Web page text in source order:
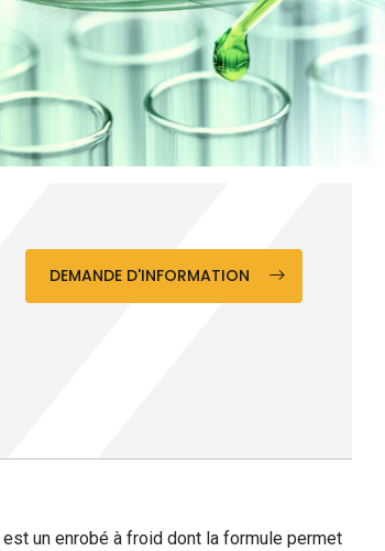
DEMANDE D'INFORMATION
est un enrobé à froid dont la formule permet